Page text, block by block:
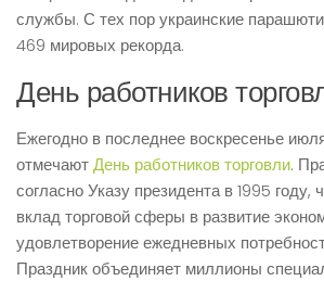
службы. С тех пор украинские
469 мировых рекорда.
День работников
Ежегодно в последнее воскресенье
отмечаютДень работников торговли.
согласно Указу президента в 1995 году,
вклад торговой сферы в развитие
удовлетворение ежедневных
Праздник объединяет миллионы